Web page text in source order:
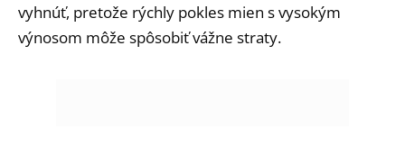
vyhnúť, pretože rýchly pokles mien s vysokým
výnosom môže spôsobiť vážne straty.